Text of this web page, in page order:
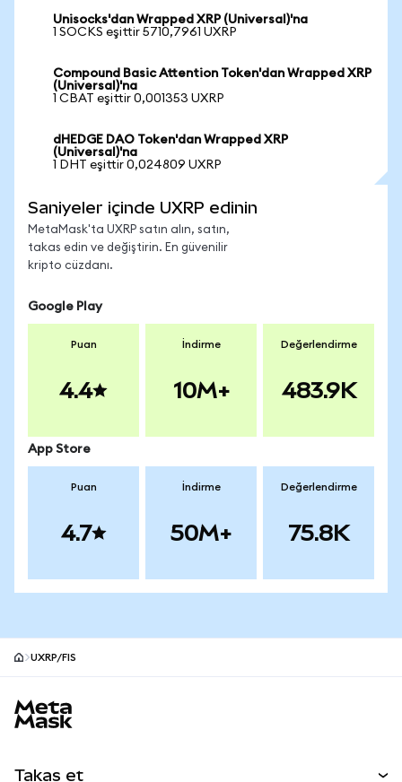
Unisocks'dan Wrapped XRP (Universal)'na
1 SOCKS eşittir 5710,7961 UXRP
Compound Basic Attention Token'dan Wrapped XRP
(Universal)'na
1 CBAT eşittir 0,001353 UXRP
dHEDGE DAO Token'dan Wrapped XRP
(Universal)'na
1 DHT eşittir 0,024809 UXRP
Saniyeler içinde UXRP edinin
MetaMask'ta UXRP satın alın, satın,
takas edin ve değiştirin. En güvenilir
kripto cüzdanı.
Google Play
Puan
4.4
İndirme
10M+
Değerlendirme
483.9K
App Store
Puan
4.7
İndirme
50M+
Değerlendirme
75.8K
UXRP/FIS
Takas et